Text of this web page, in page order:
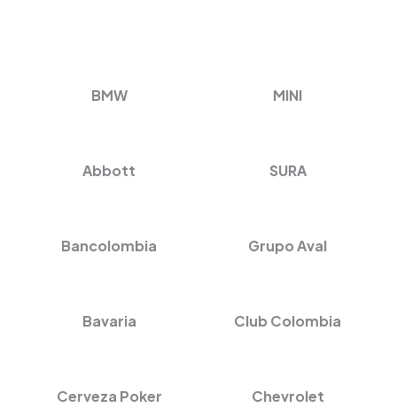
BMW MINI
Abbott SURA
Bancolombia Grupo Aval
Bavaria Club Colombia
Cerveza Poker Chevrolet